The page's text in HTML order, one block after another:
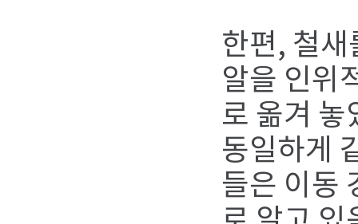
한편, 철새
알을 인위
로 옮겨 놓
동일하게
들은 이동